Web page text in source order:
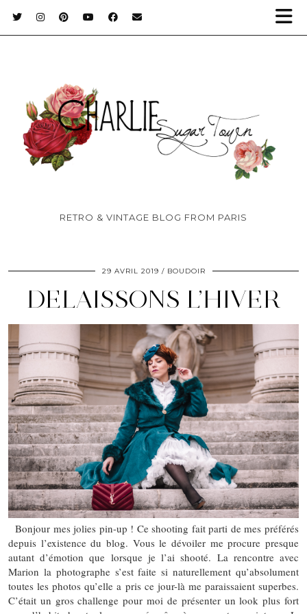
RETRO & VINTAGE BLOG FROM PARIS
29 AVRIL 2019 BOUDOIR
DELAISSONS L’HIVER
Bonjour mes jolies pin-up ! Ce shooting fait parti de mes préférés
depuis l’existence du blog. Vous le dévoiler me procure presque
autant d’émotion que lorsque je l’ai shooté. La rencontre avec
Marion la photographe s’est faite si naturellement qu’absolument
toutes les photos qu’elle a pris ce jour-là me paraissaient superbes.
C’était un gros challenge pour moi de présenter un look plus fort